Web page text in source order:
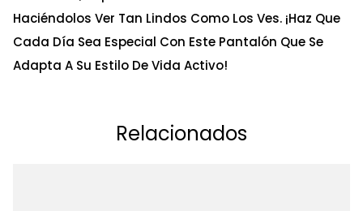
Haciéndolos Ver Tan Lindos Como Los Ves. ¡Haz Que
Cada Día Sea Especial Con Este Pantalón Que Se
Adapta A Su Estilo De Vida Activo!
Relacionados